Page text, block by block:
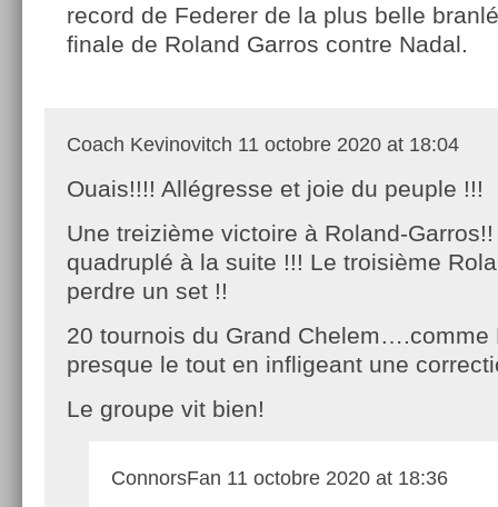
record de Federer de la plus belle
finale de Roland Garros contre Nadal.
Coach Kevinovitch 11 octobre 2020 at 18:04
Ouais!!!! Allégresse et joie du peuple !!!
Une treizième victoire à Roland-
quadruplé à la suite !!! Le troisième
perdre un set !!
20 tournois du Grand Chelem….comme
presque le tout en infligeant une
Le groupe vit bien!
ConnorsFan 11 octobre 2020 at 18:36